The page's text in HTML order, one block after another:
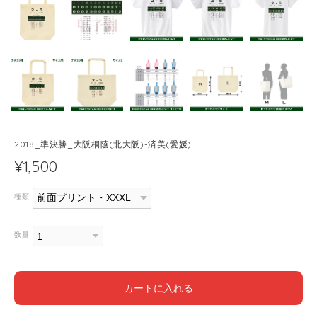
2018_準決勝_大阪桐蔭(北大阪)-済美(愛媛)
¥1,500
種類
数量
カートに入れる